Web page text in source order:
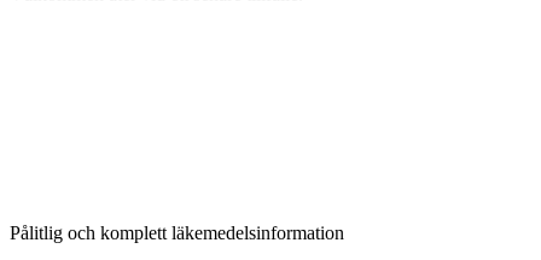
Pålitlig och komplett läkemedelsinformation